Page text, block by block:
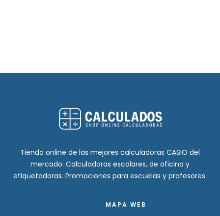
Tienda online de las mejores calculadoras CASIO del
mercado. Calculadoras escolares, de oficina y
etiquetadoras. Promociones para escuelas y profesores.
MAPA WEB